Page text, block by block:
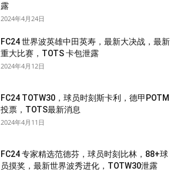
露
2024年4月24日
FC24 世界波英雄中田英寿，最新大决战，最新
重大比赛，TOTS 卡包泄露
2024年4月12日
FC24 TOTW30，球员时刻斯卡利，德甲POTM
投票，TOTS最新消息
2024年4月11日
FC24 专家精选范德芬，球员时刻比林，88+球
员摸奖，最新世界波秀进化，TOTW30泄露